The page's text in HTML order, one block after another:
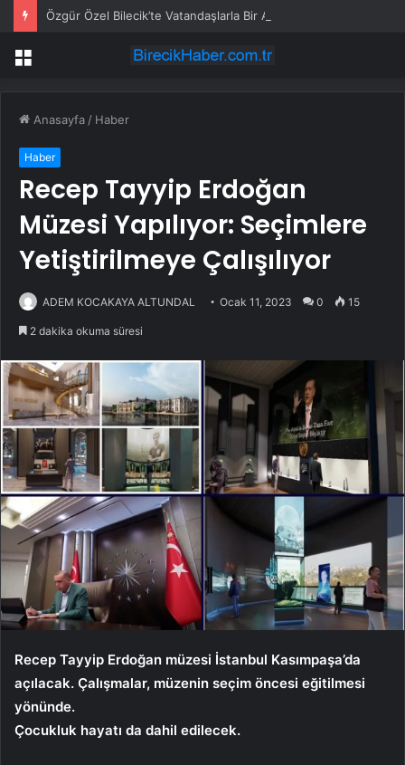
Özgür Özel Bilecik’te Vatandaşlarla Bir Araya Geldi
Menü
Anasayfa / Haber
Haber
Recep Tayyip Erdoğan
Müzesi Yapılıyor: Seçimlere
Yetiştirilmeye Çalışılıyor
ADEM KOCAKAYA ALTUNDAL Ocak 11, 2023 0 15
2 dakika okuma süresi
Recep Tayyip Erdoğan müzesi İstanbul Kasımpaşa’da
açılacak. Çalışmalar, müzenin seçim öncesi eğitilmesi
yönünde.
Çocukluk hayatı da dahil edilecek.